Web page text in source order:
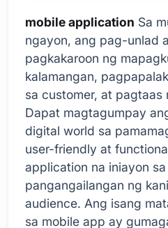
mobile application Sa
ngayon, ang pag-unlad
pagkakaroon ng
kalamangan,
sa customer, at pagtaas
Dapat magtagumpay
digital world sa
user-friendly at
application na iniayon
pangangailangan ng
audience. Ang isang
sa mobile app ay